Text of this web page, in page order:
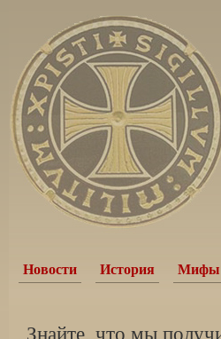
Новости История Мифы
Знайте, что мы